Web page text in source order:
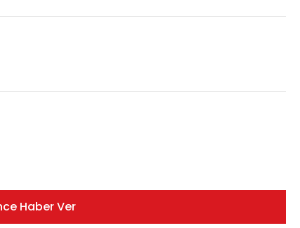
Haber Ver